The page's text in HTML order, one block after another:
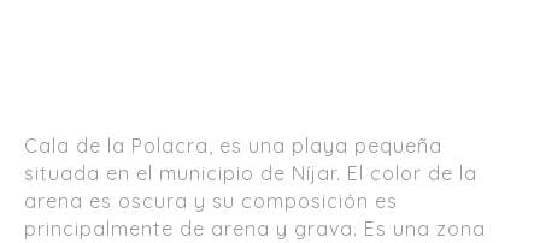
Cala de la Polacra, es una playa pequeña
situada en el municipio de Níjar. El color de la
arena es oscura y su composición es
principalmente de arena y grava. Es una zona